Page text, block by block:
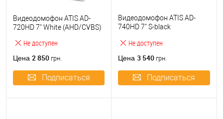
Не доступен
Видеодомофон ATIS AD-
720HD 7" White (AHD/CVBS)
Цена 2 850 грн.
Подписаться
Не доступен
Видеодомофон ATIS AD-
740HD 7" S-black
Цена 3 540 грн.
Подписаться